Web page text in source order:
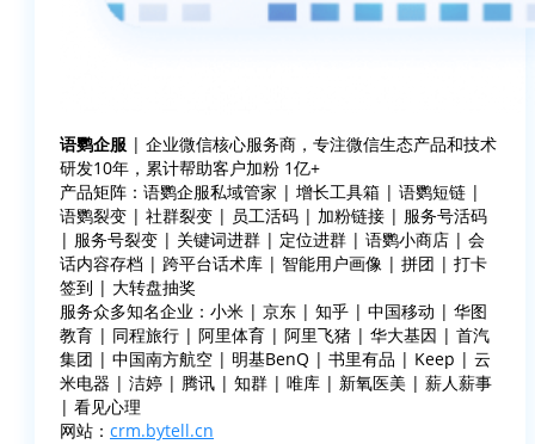
语鹦企服 | 企业微信核心服务商，专注微信生态产品和技术
研发10年，累计帮助客户加粉 1亿+
产品矩阵：语鹦企服私域管家 | 增长工具箱 | 语鹦短链 |
语鹦裂变 | 社群裂变 | 员工活码 | 加粉链接 | 服务号活码
| 服务号裂变 | 关键词进群 | 定位进群 | 语鹦小商店 | 会
话内容存档 | 跨平台话术库 | 智能用户画像 | 拼团 | 打卡
签到 | 大转盘抽奖
服务众多知名企业：小米 | 京东 | 知乎 | 中国移动 | 华图
教育 | 同程旅行 | 阿里体育 | 阿里飞猪 | 华大基因 | 首汽
集团 | 中国南方航空 | 明基BenQ | 书里有品 | Keep | 云
米电器 | 洁婷 | 腾讯 | 知群 | 唯库 | 新氧医美 | 薪人薪事
| 看见心理
网站： crm.bytell.cn